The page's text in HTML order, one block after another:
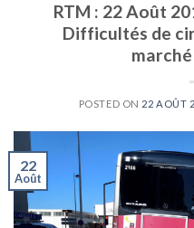
RTM : 22 Août
Difficultés de
POSTED ON 22 AOÛT
22
Août